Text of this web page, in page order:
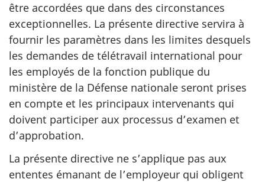
être accordées que dans des circonstances
exceptionnelles. La présente directive servira à
fournir les paramètres dans les limites desquels
les demandes de télétravail international pour
les employés de la fonction publique du
ministère de la Défense nationale seront prises
en compte et les principaux intervenants qui
doivent participer aux processus d’examen et
d’approbation.
La présente directive ne s’applique pas aux
ententes émanant de l’employeur qui obligent